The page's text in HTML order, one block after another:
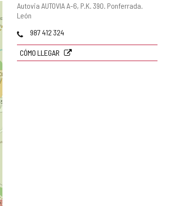
Dirección
postal
Autovia AUTOVIA A-6, P.K. 390. Ponferrada.
León
Teléfonos
987 412 324
CÓMO LLEGAR